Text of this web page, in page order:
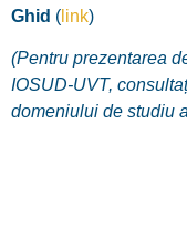
Ghid ( link)
(Pentru prezentarea
IOSUD-UVT,
domeniului de studiu